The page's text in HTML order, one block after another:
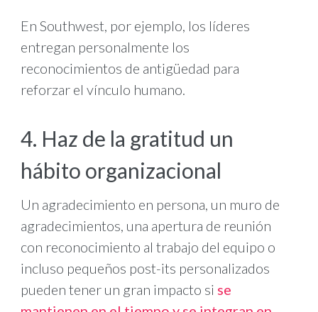
En Southwest, por ejemplo, los líderes
entregan personalmente los
reconocimientos de antigüedad para
reforzar el vínculo humano.
4. Haz de la gratitud un
hábito organizacional
Un agradecimiento en persona, un muro de
agradecimientos, una apertura de reunión
con reconocimiento al trabajo del equipo o
incluso pequeños post-its personalizados
pueden tener un gran impacto si se